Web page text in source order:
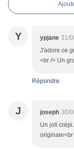
Y ypjane 31/
J'adore ce
<br /> Un
Répondre
J joseph 30/
Un joli
originale<br